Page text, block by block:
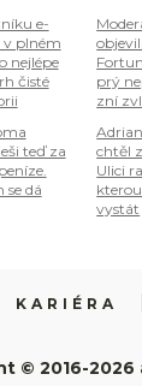
e-
v plném
nejlépe
čisté
teď za
se dá
prý
zní
chtěl
Ulici
vystát
KARIÉRA
© 2016-